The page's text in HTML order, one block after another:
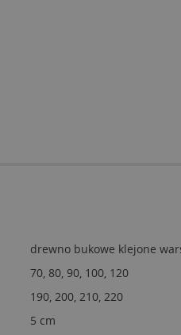
drewno bukowe klejone
70, 80, 90, 100, 120
190, 200, 210, 220
5 cm